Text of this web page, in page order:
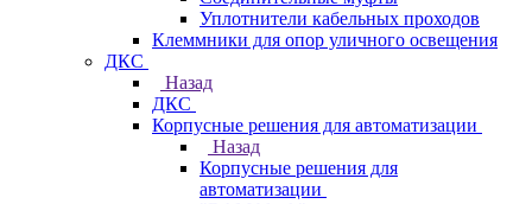
Уплотнители кабельных проходов
Клеммники для опор уличного освещения
ДКС
Назад
ДКС
Корпусные решения для автоматизации
Назад
Корпусные решения для
автоматизации